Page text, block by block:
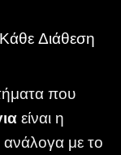
Διάθεση
που
είναι η
ανάλογα με το